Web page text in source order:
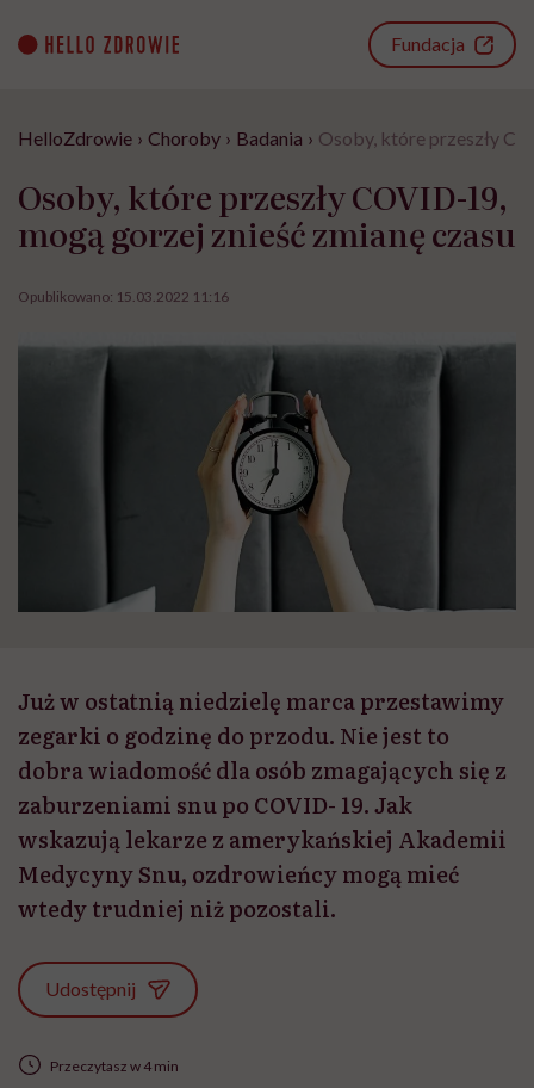
content
Fundacja
HelloZdrowie › Choroby › Badania › Osoby, które przeszły
Osoby, które przeszły COVID-19,
mogą gorzej znieść zmianę czasu
Opublikowano: 15.03.2022 11:16
Już w ostatnią niedzielę marca przestawimy
zegarki o godzinę do przodu. Nie jest to
dobra wiadomość dla osób zmagających się z
zaburzeniami snu po COVID- 19. Jak
wskazują lekarze z amerykańskiej Akademii
Medycyny Snu, ozdrowieńcy mogą mieć
wtedy trudniej niż pozostali.
Udostępnij
Przeczytasz w 4 min